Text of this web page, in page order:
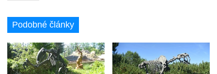
Socha Atlet v ZOO Leipzig
Socha Marabu v ZOO Leipzig
Busta Karla Maxe Schneidera v ZOO
Leipzig
Podobné články